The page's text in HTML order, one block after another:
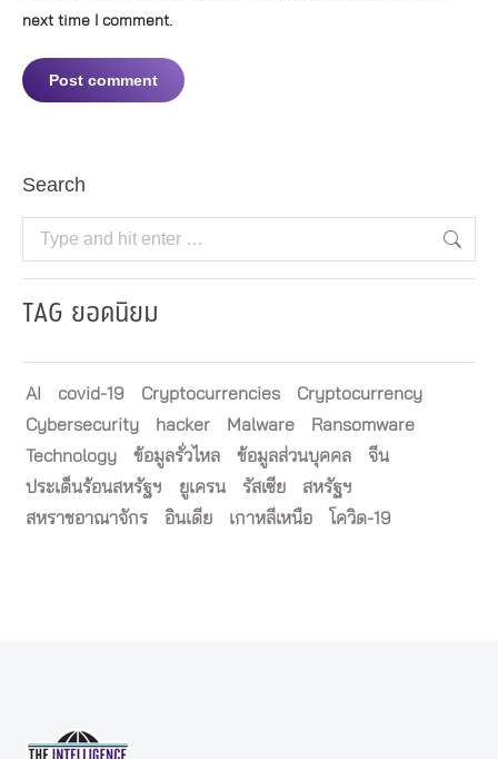
next time I comment.
Post comment
Search
Search:
TAG ยอดนิยม
AI covid-19 Cryptocurrencies
Cryptocurrency
Cybersecurity
hacker Malware
Ransomware
Technology
ข้อมูลรั่วไหล ข้อมูลส่วนบุคคล
จีน
ประเด็นร้อนสหรัฐฯ
ยูเครน รัสเซีย
สหรัฐฯ
สหราชอาณาจักร
อินเดีย เกาหลีเหนือ โควิด-19